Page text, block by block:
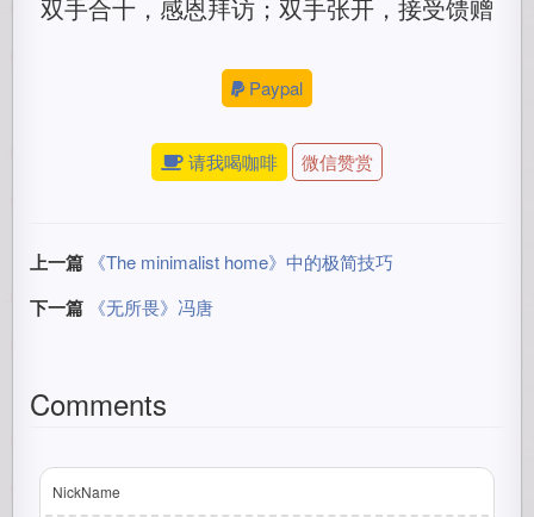
双手合十，感恩拜访；双手张开，接受馈赠
Paypal
请我喝咖啡 微信赞赏
上一篇 《The minimalist home》中的极简技巧
下一篇 《无所畏》冯唐
Comments
NickName